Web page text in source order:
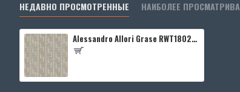
НЕДАВНО ПРОСМОТРЕННЫЕ НАИБОЛЕЕ
Alessandro Allori Grase RWT1802-3